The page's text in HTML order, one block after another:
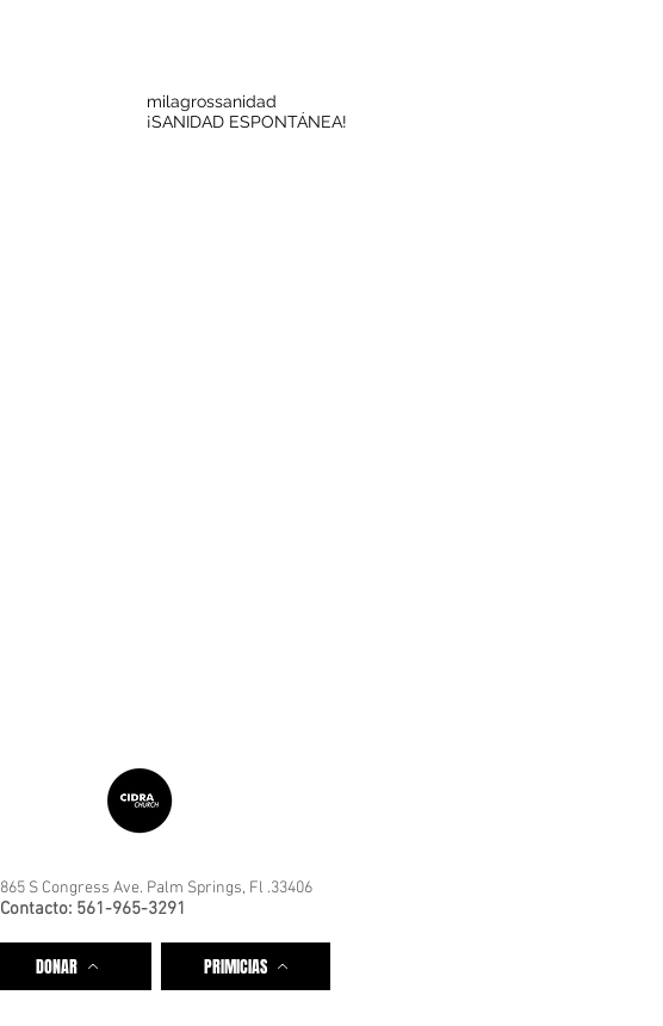
milagrossanidad
¡SANIDAD ESPONTÁNEA!
865 S Congress Ave. Palm Springs, Fl .33406
Contacto: 561-965-3291
DONAR PRIMICIAS